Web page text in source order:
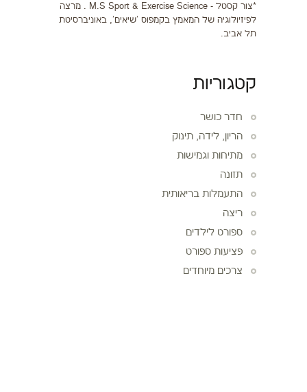
*צור קסטל - M.S Sport & Exercise Science . מרצה
לפיזיולוגיה של המאמץ בקמפוס 'שיאים', באוניברסיטת
תל אביב.
קטגוריות
חדר כושר
הריון, לידה, תינוק
מתיחות וגמישות
תזונה
התעמלות בריאותית
ריצה
ספורט לילדים
פציעות ספורט
צרכים מיוחדים